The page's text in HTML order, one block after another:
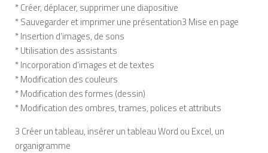
* Créer, déplacer, supprimer une diapositive
* Sauvegarder et imprimer une présentation3 Mise en page
* Insertion d’images, de sons
* Utilisation des assistants
* Incorporation d’images et de textes
* Modification des couleurs
* Modification des formes (dessin)
* Modification des ombres, trames, polices et attributs
3 Créer un tableau, insérer un tableau Word ou Excel, un
organigramme